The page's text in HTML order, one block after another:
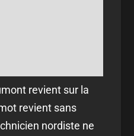
revient sur la
revient sans
nordiste ne